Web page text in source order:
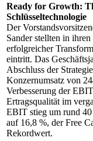
Ready for Growth:
Schlüsseltechnologie
Der
Sander stellten in
erfolgreicher
eintritt. Das
Abschluss der
Konzernumsatz von
Verbesserung der
Ertragsqualität im
EBIT stieg um rund
auf 16,8 %, der Free
Rekordwert.